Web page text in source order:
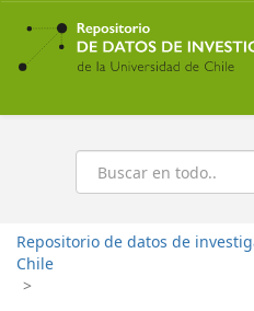
Ir
contenido
principal
Buscar
Repositorio de datos de
Chile
>